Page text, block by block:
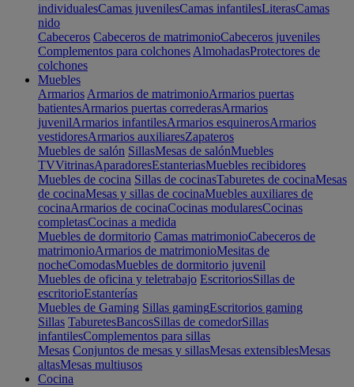
individualesCamas juvenilesCamas infantilesLiterasCamas
nido
Cabeceros Cabeceros de matrimonioCabeceros juveniles
Complementos para colchones AlmohadasProtectores de
colchones
Muebles
Armarios Armarios de matrimonioArmarios puertas
batientesArmarios puertas correderasArmarios
juvenilArmarios infantilesArmarios esquinerosArmarios
vestidoresArmarios auxiliaresZapateros
Muebles de salón SillasMesas de salónMuebles
TVVitrinasAparadoresEstanteriasMuebles recibidores
Muebles de cocina Sillas de cocinasTaburetes de cocinaMesas
de cocinaMesas y sillas de cocinaMuebles auxiliares de
cocinaArmarios de cocinaCocinas modularesCocinas
completasCocinas a medida
Muebles de dormitorio Camas matrimonioCabeceros de
matrimonioArmarios de matrimonioMesitas de
nocheComodasMuebles de dormitorio juvenil
Muebles de oficina y teletrabajo EscritoriosSillas de
escritorioEstanterías
Muebles de Gaming Sillas gamingEscritorios gaming
Sillas TaburetesBancosSillas de comedorSillas
infantilesComplementos para sillas
Mesas Conjuntos de mesas y sillasMesas extensiblesMesas
altasMesas multiusos
Cocina